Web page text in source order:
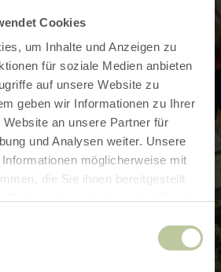
Cookies
um Inhalte und Anzeigen zu
für soziale Medien anbieten
auf unsere Website zu
geben wir Informationen zu Ihrer
an unsere Partner für
und Analysen weiter. Unsere
möglicherweise mit
die Sie ihnen bereitgestellt